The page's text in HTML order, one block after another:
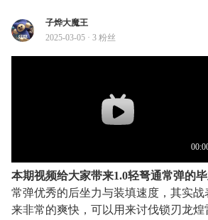
子烨大魔王
2025-03-05 · 3 粉丝
本期视频给大家带来1.0轻弩通常弹的
常弹优秀的后坐力与装填速度，其实
来非常的爽快，可以用来讨伐锁刃龙煌